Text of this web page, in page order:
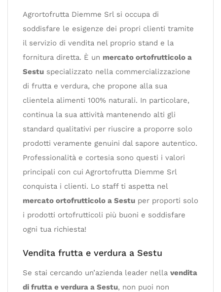
Agrortofrutta Diemme Srl si occupa di
soddisfare le esigenze dei propri clienti tramite
il servizio di vendita nel proprio stand e la
fornitura diretta. È un mercato ortofrutticolo a
Sestu specializzato nella commercializzazione
di frutta e verdura, che propone alla sua
clientela alimenti 100% naturali. In particolare,
continua la sua attività mantenendo alti gli
standard qualitativi per riuscire a proporre solo
prodotti veramente genuini dal sapore autentico.
Professionalità e cortesia sono questi i valori
principali con cui Agrortofrutta Diemme Srl
conquista i clienti. Lo staff ti aspetta nel
mercato ortofrutticolo a Sestu per proporti solo
i prodotti ortofrutticoli più buoni e soddisfare
ogni tua richiesta!
Vendita frutta e verdura a Sestu
Se stai cercando un’azienda leader nella vendita
di frutta e verdura a Sestu, non puoi non